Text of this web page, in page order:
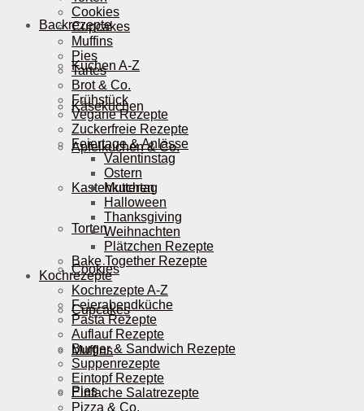
Backrezepte
Kuchen A-Z
Käsekuchen
Apfelkuchen & Co.
Kastenkuchen
Torten
Cookies
Cupcakes
Muffins
Pies
Cookies
Cupcakes
Muffins
Pies
Tartes
Brot & Co.
Frühstück
Vegane Rezepte
Zuckerfreie Rezepte
Feiertage & Anlässe
Valentinstag
Ostern
Muttertag
Halloween
Thanksgiving
Weihnachten
Plätzchen Rezepte
Bake Together Rezepte
Kochrezepte
Kochrezepte A-Z
Feierabendküche
Pasta Rezepte
Auflauf Rezepte
Burger & Sandwich Rezepte
Suppenrezepte
Eintopf Rezepte
Einfache Salatrezepte
Pizza & Co.